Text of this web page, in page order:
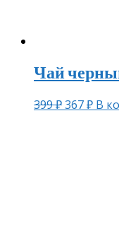
Чай
399₽367₽ В